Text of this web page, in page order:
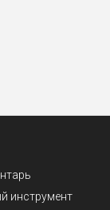
инструмент